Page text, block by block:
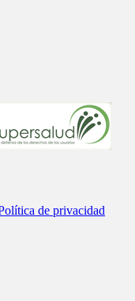
de privacidad